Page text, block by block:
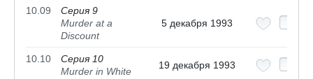
10.09
Серия 9
Murder at a
Discount
5 декабря 1993
10.10
Серия 10
Murder in White
19 декабря 1993